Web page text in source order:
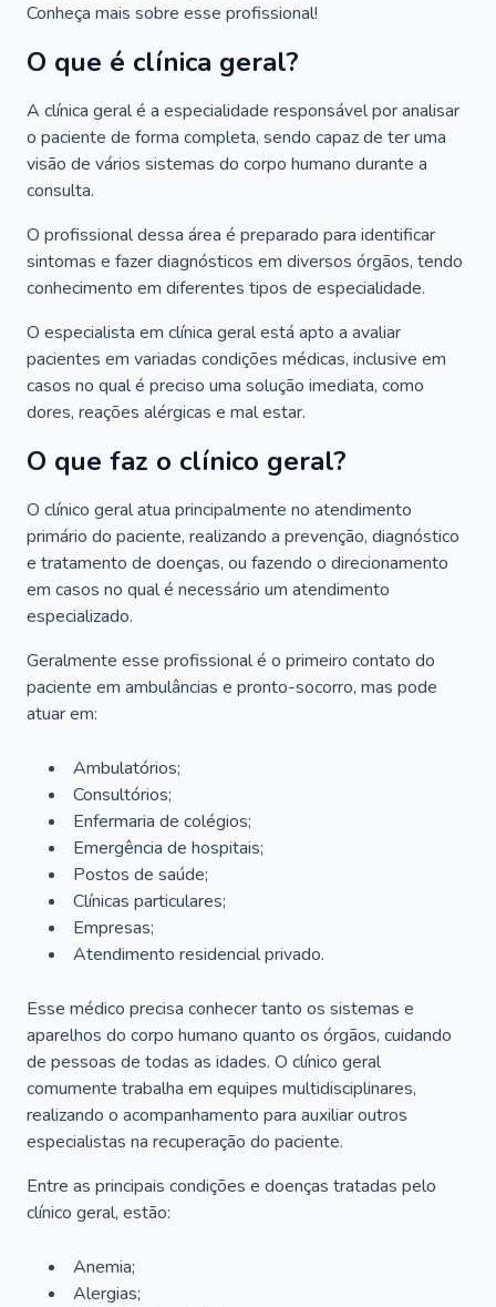
Conheça mais sobre esse profissional!
O que é clínica geral?
A clínica geral é a especialidade responsável por analisar
o paciente de forma completa, sendo capaz de ter uma
visão de vários sistemas do corpo humano durante a
consulta.
O profissional dessa área é preparado para identificar
sintomas e fazer diagnósticos em diversos órgãos, tendo
conhecimento em diferentes tipos de especialidade.
O especialista em clínica geral está apto a avaliar
pacientes em variadas condições médicas, inclusive em
casos no qual é preciso uma solução imediata, como
dores, reações alérgicas e mal estar.
O que faz o clínico geral?
O clínico geral atua principalmente no atendimento
primário do paciente, realizando a prevenção, diagnóstico
e tratamento de doenças, ou fazendo o direcionamento
em casos no qual é necessário um atendimento
especializado.
Geralmente esse profissional é o primeiro contato do
paciente em ambulâncias e pronto-socorro, mas pode
atuar em:
Ambulatórios;
Consultórios;
Enfermaria de colégios;
Emergência de hospitais;
Postos de saúde;
Clínicas particulares;
Empresas;
Atendimento residencial privado.
Esse médico precisa conhecer tanto os sistemas e
aparelhos do corpo humano quanto os órgãos, cuidando
de pessoas de todas as idades. O clínico geral
comumente trabalha em equipes multidisciplinares,
realizando o acompanhamento para auxiliar outros
especialistas na recuperação do paciente.
Entre as principais condições e doenças tratadas pelo
clínico geral, estão:
Anemia;
Alergias;